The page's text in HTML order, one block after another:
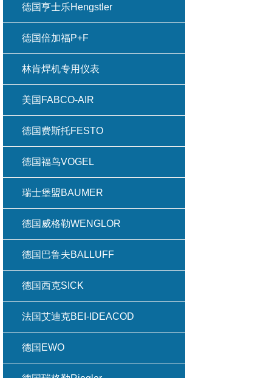
德国亨士乐Hengstler
德国倍加福P+F
林肯焊机专用仪表
美国FABCO-AIR
德国费斯托FESTO
德国福鸟VOGEL
瑞士堡盟BAUMER
德国威格勒WENGLOR
德国巴鲁夫BALLUFF
德国西克SICK
法国艾迪克BEI-IDEACOD
德国EWO